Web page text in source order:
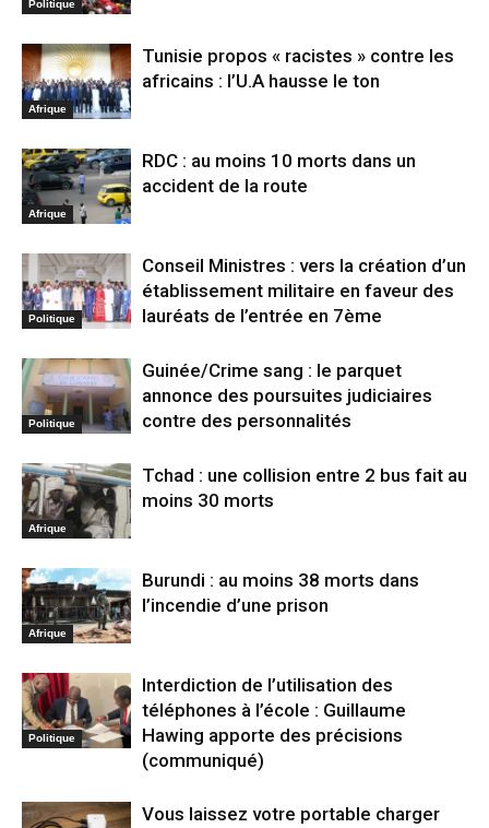
Politique
Afrique
Tunisie propos « racistes » contre les
africains : l’U.A hausse le ton
Afrique
RDC : au moins 10 morts dans un
accident de la route
Politique
Conseil Ministres : vers la création d’un
établissement militaire en faveur des
lauréats de l’entrée en 7ème
Politique
Guinée/Crime sang : le parquet
annonce des poursuites judiciaires
contre des personnalités
Afrique
Tchad : une collision entre 2 bus fait au
moins 30 morts
Afrique
Burundi : au moins 38 morts dans
l’incendie d’une prison
Politique
Interdiction de l’utilisation des
téléphones à l’école : Guillaume
Hawing apporte des précisions
(communiqué)
Vous laissez votre portable charger